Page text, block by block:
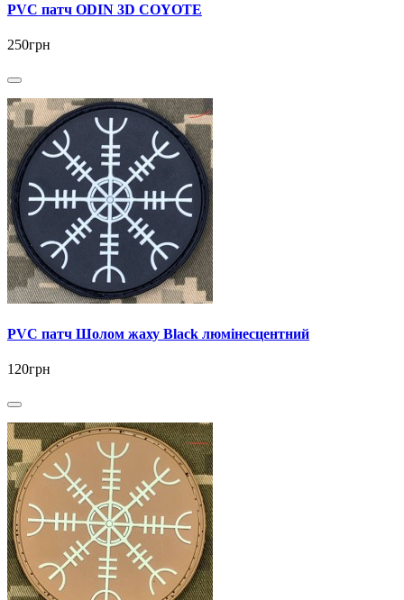
PVC патч ODIN 3D COYOTE
250грн
PVC патч Шолом жаху Black люмінесцентний
120грн